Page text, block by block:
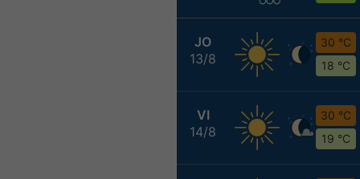
JO
13/8
30 °C
18 °C
VI
14/8
30 °C
19 °C